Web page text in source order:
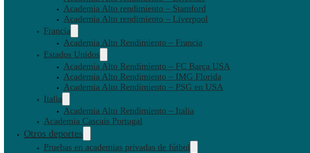
Academia Alto rendimiento – Stamford
Academia Alto rendimiento – Liverpool
Francia
Academia Alto Rendimiento – Francia
Estados Unidos
Academia Alto Rendimiento – FC Barça USA
Academia Alto Rendimiento – IMG Florida
Academia Alto Rendimiento – PSG en USA
Italia
Academia Alto Rendimiento – Italia
Academia Cascais Portugal
Otros deportes
Pruebas en academias privadas de fútbol